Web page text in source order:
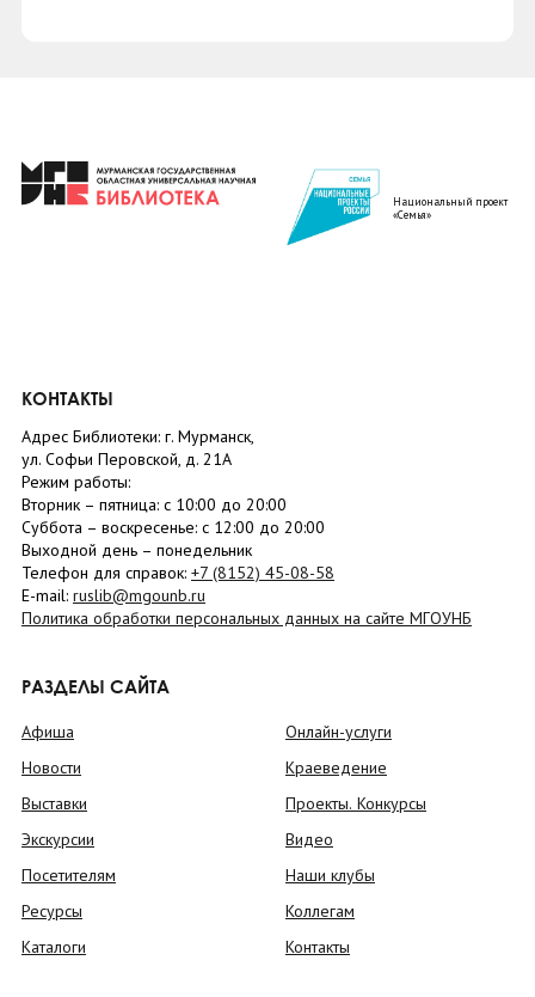
Национальный проект
«Семья»
КОНТАКТЫ
Адрес Библиотеки: г. Мурманск,
ул. Софьи Перовской, д. 21А
Режим работы:
Вторник – пятница: с 10:00 до 20:00
Суббота – воскресенье: c 12:00 до 20:00
Выходной день – понедельник
Телефон для справок: +7 (8152) 45-08-58
E-mail: ruslib@mgounb.ru
Политика обработки персональных данных на сайте МГОУНБ
РАЗДЕЛЫ САЙТА
Афиша
Новости
Выставки
Экскурсии
Посетителям
Ресурсы
Каталоги
Онлайн-услуги
Краеведение
Проекты. Конкурсы
Видео
Наши клубы
Коллегам
Контакты